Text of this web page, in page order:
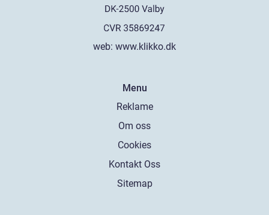
web: www.klikko.dk
Menu
Reklame
Om oss
Cookies
Kontakt Oss
Sitemap